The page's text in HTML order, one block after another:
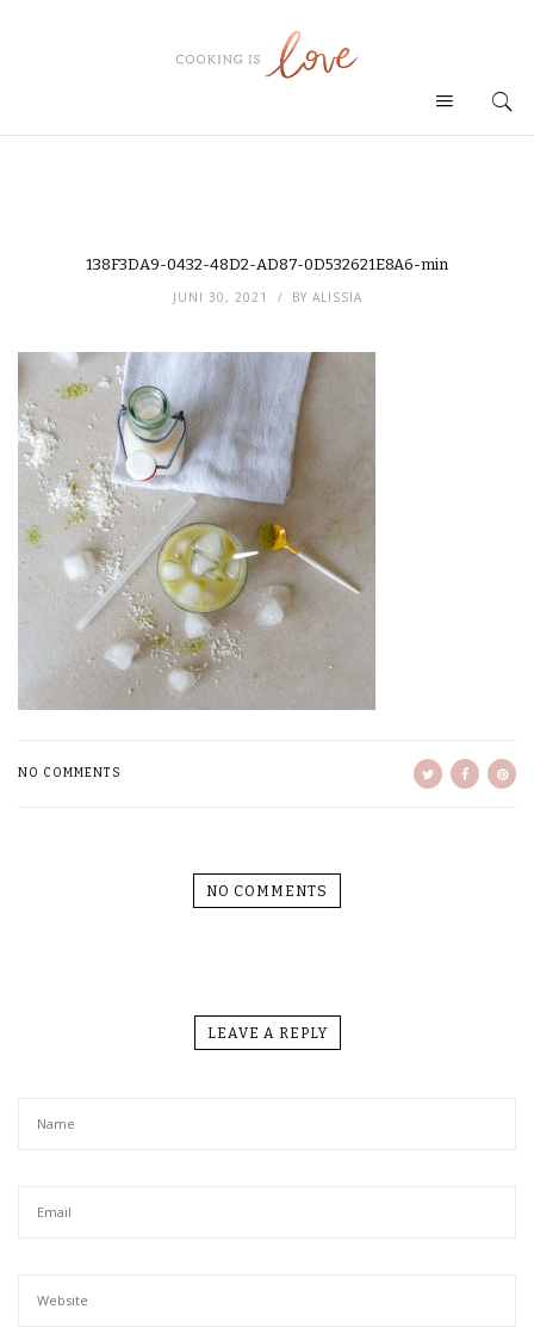
138F3DA9-0432-48D2-AD87-0D532621E8A6-min
JUNI 30, 2021 BY ALISSIA
NO COMMENTS
NO COMMENTS
LEAVE A REPLY